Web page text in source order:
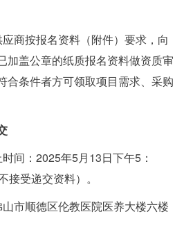
商按报名资料（附件）要求，向
加盖公章的纸质报名资料做资质审
合条件者方可领取项目需求、采购
间：2025年5月13日下午5：
接受递交资料）。
市顺德区伦教医院医养大楼六楼